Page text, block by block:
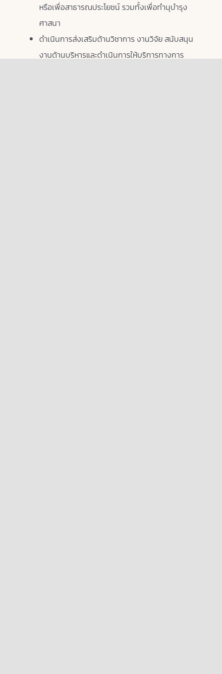
หรือเพื่อสาธารณประโยชน์ รวมทั้งเพื่อทำนุบำรุง
ศาสนา
ดำเนินการส่งเสริมด้านวิชาการ งานวิจัย สนับสนุน
งานด้านบริหารและดำเนินการให้บริการทางการ